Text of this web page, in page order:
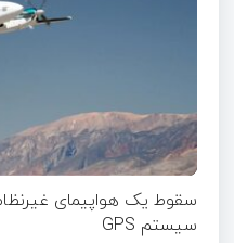
سقوط یک هواپیمای
سیستم‌ GPS